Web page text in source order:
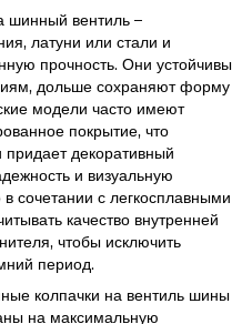
шинный вентиль –
латуни или стали и
прочность. Они устойчивы
дольше сохраняют форму
модели часто имеют
покрытие, что
придает декоративный
и визуальную
сочетании с легкосплавными
качество внутренней
чтобы исключить
период.
колпачки на вентиль шины
на максимальную